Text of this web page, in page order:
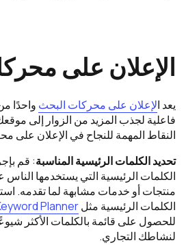
الإعلان على
يعد الإعلان على محركات البحث واحدًا
فاعلية لجذب المزيد من الزوار إلى
النقاط المهمة للنجاح في الإعلان على
تحديد الكلمات الرئيسية المناسبة: قم
الكلمات الرئيسية التي يستخدمها
منتجات أو خدمات مشابهة لما تقدمه.
الكلمات الرئيسية مثلPlanner
للحصول على قائمة بالكلمات الأكثر
لنشاطك التجاري.